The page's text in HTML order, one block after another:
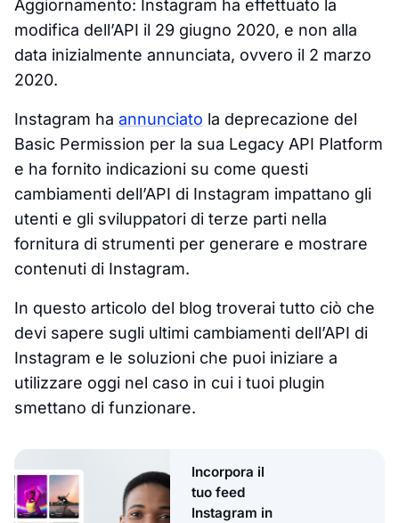
Aggiornamento: Instagram ha effettuato la
modifica dell’API il 29 giugno 2020, e non alla
data inizialmente annunciata, ovvero il 2 marzo
2020.
Instagram ha annunciato la deprecazione del
Basic Permission per la sua Legacy API Platform
e ha fornito indicazioni su come questi
cambiamenti dell’API di Instagram impattano gli
utenti e gli sviluppatori di terze parti nella
fornitura di strumenti per generare e mostrare
contenuti di Instagram.
In questo articolo del blog troverai tutto ciò che
devi sapere sugli ultimi cambiamenti dell’API di
Instagram e le soluzioni che puoi iniziare a
utilizzare oggi nel caso in cui i tuoi plugin
smettano di funzionare.
Incorpora il
tuo feed
Instagram in